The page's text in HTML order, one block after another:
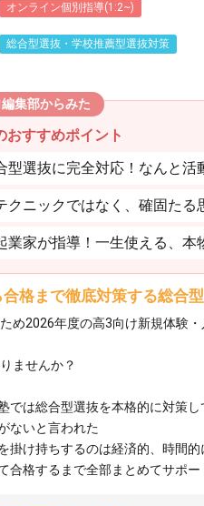
オンライン個別指導(1:2~)
総合型選抜・学校推薦型選抜対策
集部からみた
おすすめポイント
型選抜に完全対応！なんと活
クニックではなく、確固たる
業家が指導！一生使える、本
格まで徹底対策する総合
ため2026年度の高3向け新規体験
ませんか？
では総合型選抜を本格的に対策
ないと言われた
掛け持ちするのは経済的、時間
合格するまで全部まとめてサポー